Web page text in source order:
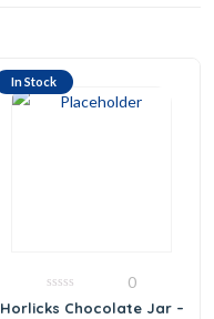
In Stock
0
out
0
Horlicks Chocolate Jar –